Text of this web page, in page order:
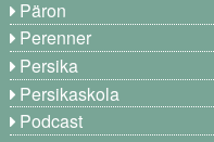
Päron
Perenner
Persika
Persikaskola
Podcast